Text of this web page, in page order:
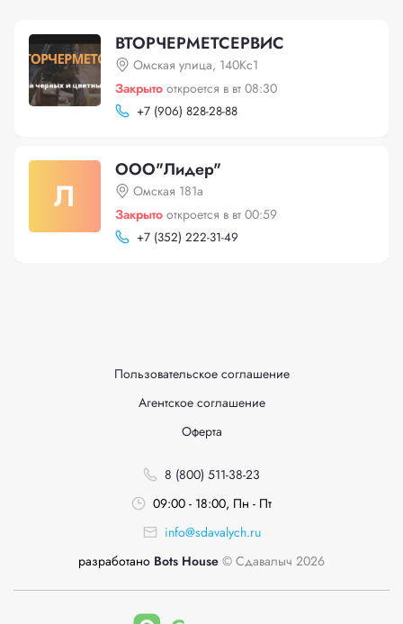
ВТОРЧЕРМЕТСЕРВИС
Омская улица, 140Кс1
Закрыто откроется в вт 08:30
+7 (906) 828-28-88
Л
ООО"Лидер"
Омская 181а
Закрыто откроется в вт 00:59
+7 (352) 222-31-49
Пользовательское соглашение
Агентское соглашение
Оферта
8 (800) 511-38-23
09:00 - 18:00, Пн - Пт
info@sdavalych.ru
разработано Bots House © Сдавалыч 2026